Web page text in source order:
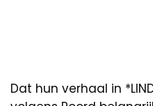
Dat hun verhaal in